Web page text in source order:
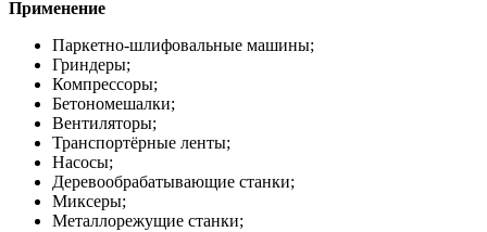
Применение
Паркетно-шлифовальные машины;
Гриндеры;
Компрессоры;
Бетономешалки;
Вентиляторы;
Транспортёрные ленты;
Насосы;
Деревообрабатывающие станки;
Миксеры;
Металлорежущие станки;